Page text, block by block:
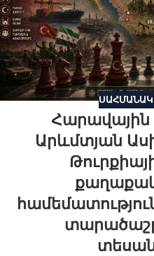
Հարավային
Արևմտյան